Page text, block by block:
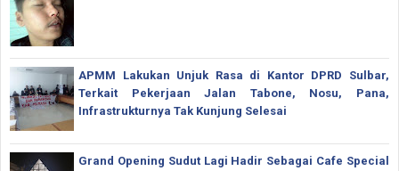
APMM Lakukan Unjuk Rasa di Kantor DPRD Sulbar,
Terkait Pekerjaan Jalan Tabone, Nosu, Pana,
Infrastrukturnya Tak Kunjung Selesai
Grand Opening Sudut Lagi Hadir Sebagai Cafe Special